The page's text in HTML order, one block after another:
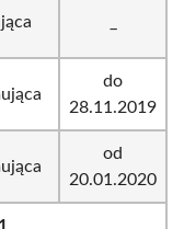
do
28.11.2019
od
20.01.2020